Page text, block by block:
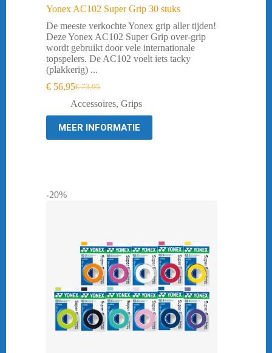
Yonex AC102 Super Grip 30 stuks
De meeste verkochte Yonex grip aller tijden!
Deze Yonex AC102 Super Grip over-grip
wordt gebruikt door vele internationale
topspelers. De AC102 voelt iets tacky
(plakkerig) ...
€73,95
Oorspronkelijke
prijs
was:
€ 73,95.
€ 56,95Huidige
prijs
is:
€ 56,95.
Accessoires, Grips
MEER INFORMATIE
-20%